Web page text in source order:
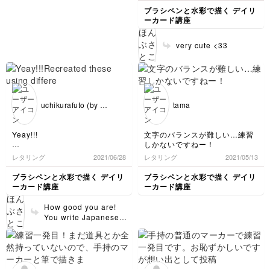
Thank you Sensei..
ブラシペンと水彩で描く デイリ
ーカード講座
very cute <33
uchikurafuto (by デ
Yeay!!!
Recreated these using
different color but somehow
still looks cute.
Thank's for the lessons
Satoko sensei 😍
レタリング 2021/06/28
ブラシペンと水彩で描く デイリ
ーカード講座
How good you are!
You write Japanese
tama
文字のバランスが難しい…練習
しかないですねー！
レタリング 2021/05/13
ブラシペンと水彩で描く デイリ
ーカード講座